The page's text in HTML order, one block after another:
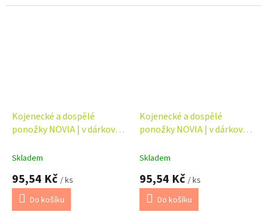
Kojenecké a dospělé
ponožky NOVIA | v dárkové
Skladem
95,54 Kč / ks
Do košíku
Kojenecké a dospělé
ponožky NOVIA | v dárkové
Skladem
95,54 Kč / ks
Do košíku